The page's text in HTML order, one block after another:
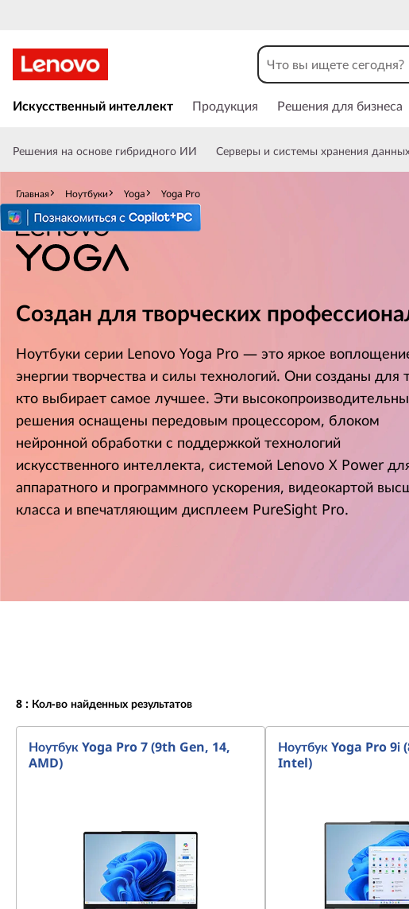
o
g
a
P
o
е
й
т
и
к
о
с
н
м
к
о
н
т
н
т
у
Искусственный интеллект Продукция Решения для бизнеса
Решения на основе гибридного ИИ Серверы и системы хранения
Главная Ноутбуки Yoga Yoga Pro
Создан для творческих
Ноутбуки серии Lenovo Yoga Pro — это яркое
энергии творчества и силы технологий. Они созданы для
кто выбирает самое лучшее. Эти
решения оснащены передовым процессором, блоком
нейронной обработки с поддержкой технологий
искусственного интеллекта, системой Lenovo X Power
аппаратного и программного ускорения, видеокартой
класса и впечатляющим дисплеем PureSight Pro.
8 : Кол-во найденных результатов
Ноутбук Yoga Pro 7 (9th Gen, 14,
AMD)
Ноутбук Yoga Pro 9i
Intel)